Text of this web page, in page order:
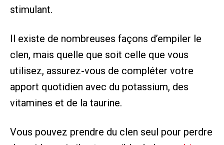
stimulant.
Il existe de nombreuses façons d’empiler le
clen, mais quelle que soit celle que vous
utilisez, assurez-vous de compléter votre
apport quotidien avec du potassium, des
vitamines et de la taurine.
Vous pouvez prendre du clen seul pour perdre